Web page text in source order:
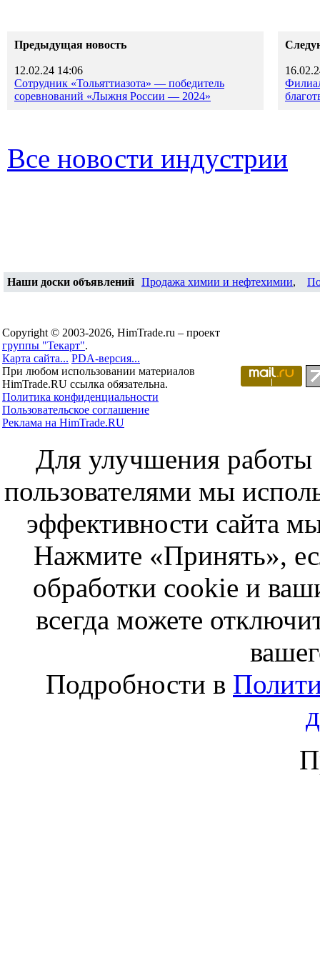
Предыдущая новость
12.02.24 14:06
Сотрудник «Тольяттиазота» — победитель
соревнований «Лыжня России — 2024»
Все новости индустрии
Наши доски объявлений Продажа химии и нефтехимии,
Copyright © 2003-2026, HimTrade.ru – проект
группы "Текарт".
Карта сайта... PDA-версия...
При любом использовании материалов
HimTrade.RU ссылка обязательна.
Политика конфиденциальности
Пользовательское соглашение
Реклама на HimTrade.RU
Для улучшения работы
пользователями мы
эффективности сайта
Нажмите «Принять»,
обработки cookie и
всегда можете
Подробности в